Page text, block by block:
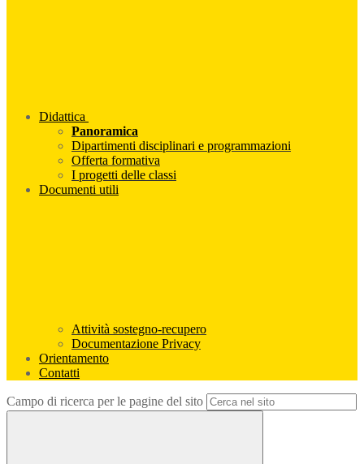
Didattica
Panoramica
Dipartimenti disciplinari e programmazioni
Offerta formativa
I progetti delle classi
Documenti utili
Attività sostegno-recupero
Documentazione Privacy
Orientamento
Contatti
Campo di ricerca per le pagine del sito